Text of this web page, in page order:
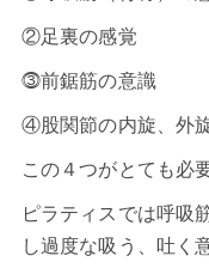
②足裏の感覚
⓷前鋸筋の意識
④股関節の内旋、外
この４つがとても必
ピラティスでは呼吸
し過度な吸う、吐く